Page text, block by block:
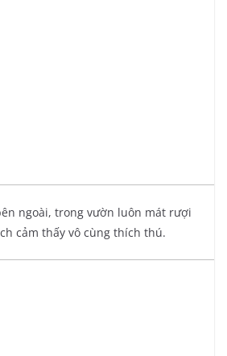
ngoài, trong vườn luôn mát rượi
cảm thấy vô cùng thích thú.